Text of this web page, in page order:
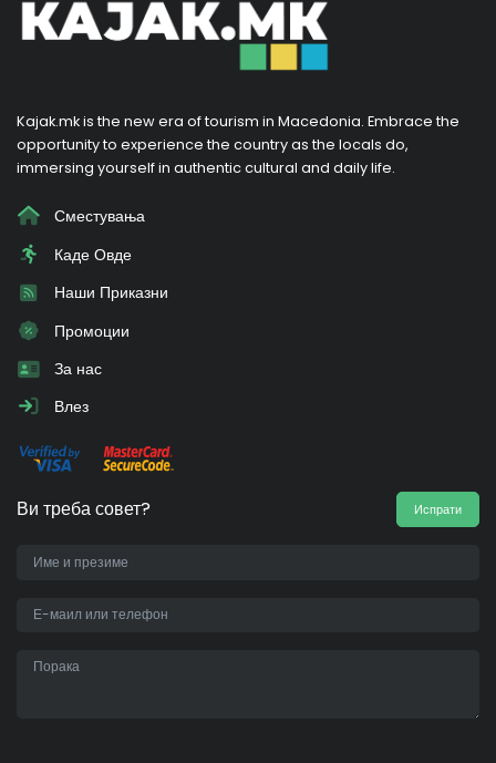
Kajak.mk is the new era of tourism in Macedonia. Embrace the
opportunity to experience the country as the locals do,
immersing yourself in authentic cultural and daily life.
Сместувања
Каде Овде
Наши Приказни
Промоции
За нас
Влез
Ви треба совет? Испрати